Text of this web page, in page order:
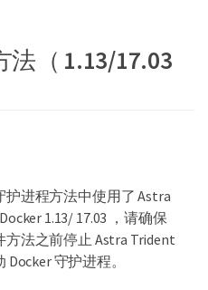
法（ 1.13/17.03
护进程方法中使用了 Astra
1.13/ 17.03 ，请确保
法之前停止 Astra Trident
守护进程。